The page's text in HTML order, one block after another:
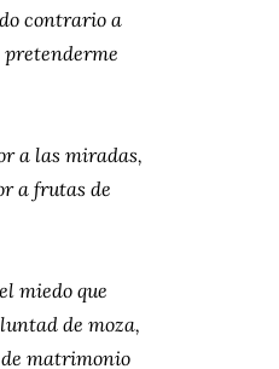
contrario a
pretenderme
a las miradas,
a frutas de
miedo que
de moza,
matrimonio